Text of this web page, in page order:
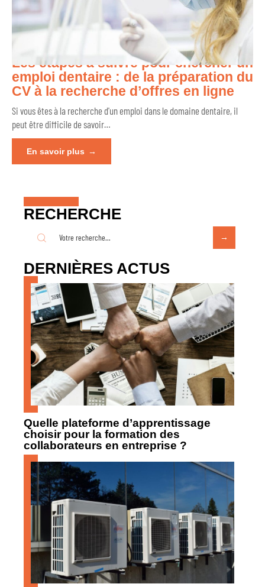
Les étapes à suivre pour chercher un
emploi dentaire : de la préparation du
CV à la recherche d’offres en ligne
Si vous êtes à la recherche d'un emploi dans le domaine dentaire, il
peut être difficile de savoir…
En savoir plus
RECHERCHE
DERNIÈRES ACTUS
Quelle plateforme d’apprentissage
choisir pour la formation des
collaborateurs en entreprise ?